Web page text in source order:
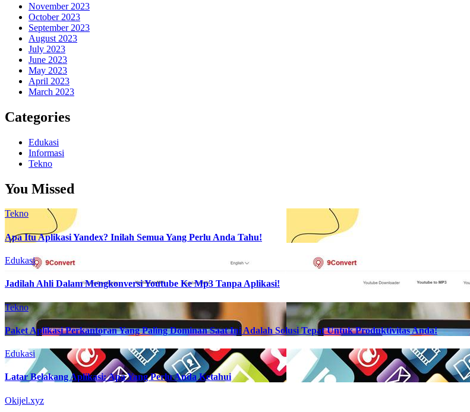
November 2023
October 2023
September 2023
August 2023
July 2023
June 2023
May 2023
April 2023
March 2023
Categories
Edukasi
Informasi
Tekno
You Missed
Tekno
Apa Itu Aplikasi Yandex? Inilah Semua Yang Perlu Anda Tahu!
Edukasi
Jadilah Ahli Dalam Mengkonversi Youtube Ke Mp3 Tanpa Aplikasi!
Tekno
Paket Aplikasi Perkantoran Yang Paling Dominan Saat Ini Adalah Solusi Tepat Untuk Produktivitas Anda!
Edukasi
Latar Belakang Aplikasi: Apa Yang Perlu Anda Ketahui
Okijel.xyz